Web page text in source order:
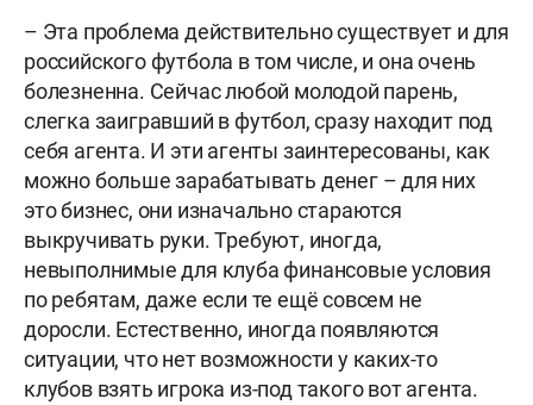
– Эта проблема действительно существует и для
российского футбола в том числе, и она очень
болезненна. Сейчас любой молодой парень,
слегка заигравший в футбол, сразу находит под
себя агента. И эти агенты заинтересованы, как
можно больше зарабатывать денег – для них
это бизнес, они изначально стараются
выкручивать руки. Требуют, иногда,
невыполнимые для клуба финансовые условия
по ребятам, даже если те ещё совсем не
доросли. Естественно, иногда появляются
ситуации, что нет возможности у каких-то
клубов взять игрока из-под такого вот агента.